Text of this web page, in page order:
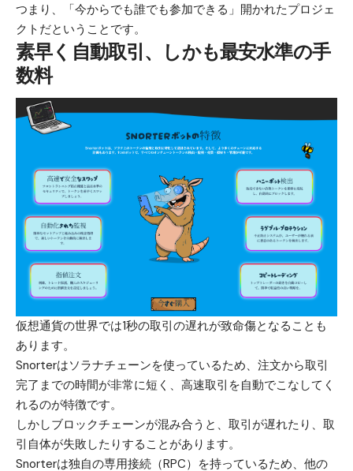
つまり、「今からでも誰でも参加できる」開かれたプロジェ
クトだということです。
素早く自動取引、しかも最安水準の手
数料
仮想通貨の世界では1秒の取引の遅れが致命傷となることも
あります。
Snorterはソラナチェーンを使っているため、注文から取引
完了までの時間が非常に短く、高速取引を自動でこなしてく
れるのが特徴です。
しかしブロックチェーンが混み合うと、取引が遅れたり、取
引自体が失敗したりすることがあります。
Snorterは独自の専用接続（RPC）を持っているため、他の